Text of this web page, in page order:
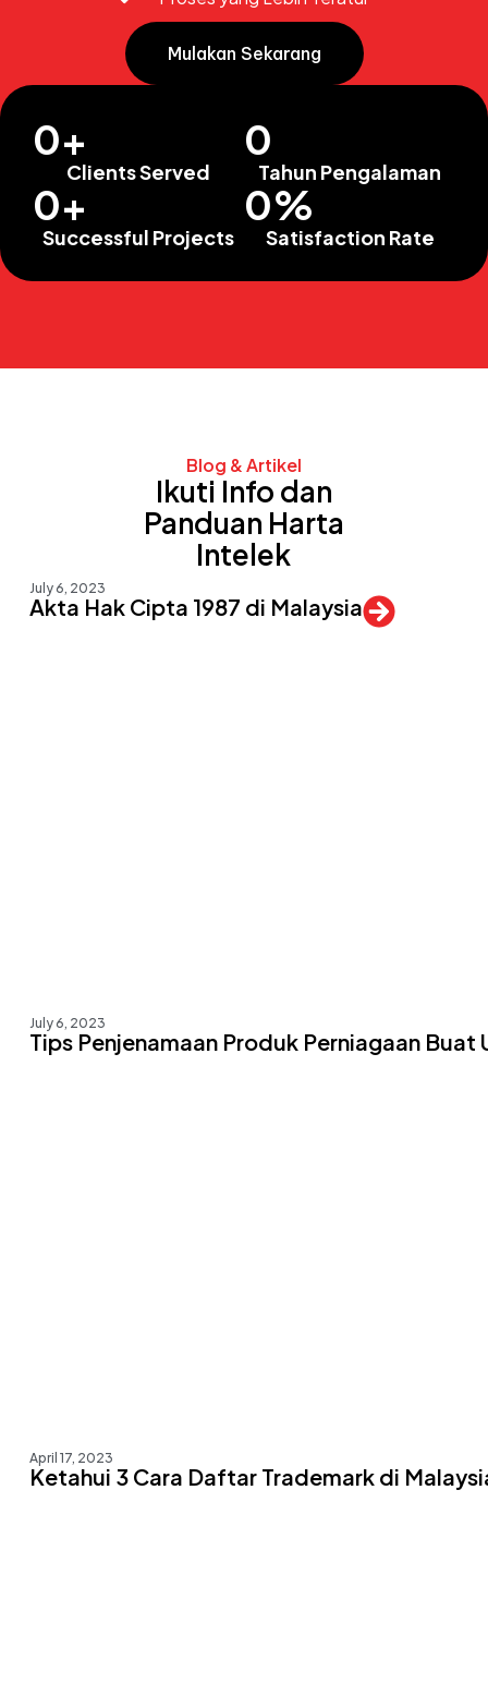
Mulakan Sekarang
Clients Served
0+
Tahun Pengalaman
0
Successful Projects
0+
Satisfaction Rate
0%
Blog & Artikel
Ikuti Info dan
Panduan Harta
Intelek
July 6, 2023
Akta Hak Cipta 1987 di Malaysia
July 6, 2023
Tips Penjenamaan Produk Perniagaan Buat
April 17, 2023
Ketahui 3 Cara Daftar Trademark di